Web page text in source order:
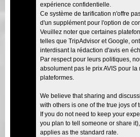
expérience confidentielle.
Ce système de tarification n'offre
d'un supplément pour l'option de
Veuillez noter que certaines
telles que TripAdvisor et Google,
interdisant la rédaction d'avis en
Par respect pour leurs politiques,
absolument pas le prix AVIS pour
plateformes.
We believe that sharing and
with others is one of the true joys of
If you do not need to keep your
you plan to tell someone or share
applies as the standard rate.